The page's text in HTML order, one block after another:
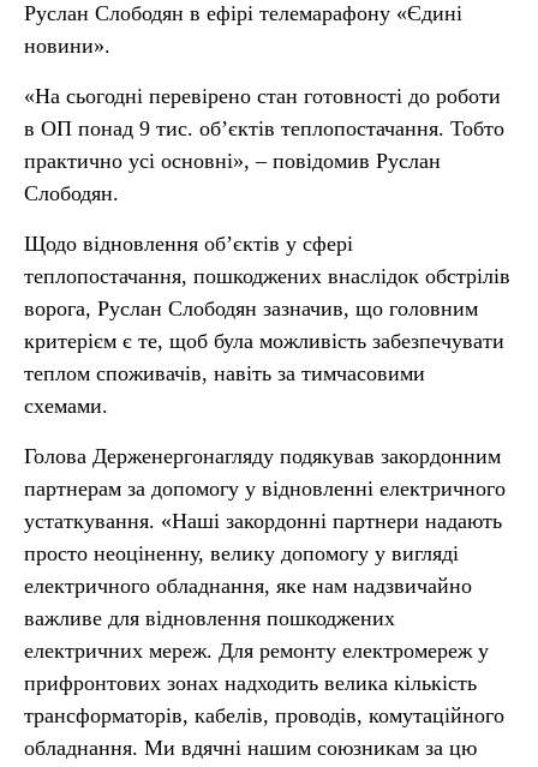
Руслан Слободян в ефірі телемарафону «Єдині
новини».
«На сьогодні перевірено стан готовності до роботи
в ОП понад 9 тис. об’єктів теплопостачання. Тобто
практично усі основні», – повідомив Руслан
Слободян.
Щодо відновлення об’єктів у сфері
теплопостачання, пошкоджених внаслідок обстрілів
ворога, Руслан Слободян зазначив, що головним
критерієм є те, щоб була можливість забезпечувати
теплом споживачів, навіть за тимчасовими
схемами.
Голова Держенергонагляду подякував закордонним
партнерам за допомогу у відновленні електричного
устаткування. «Наші закордонні партнери надають
просто неоціненну, велику допомогу у вигляді
електричного обладнання, яке нам надзвичайно
важливе для відновлення пошкоджених
електричних мереж. Для ремонту електромереж у
прифронтових зонах надходить велика кількість
трансформаторів, кабелів, проводів, комутаційного
обладнання. Ми вдячні нашим союзникам за цю